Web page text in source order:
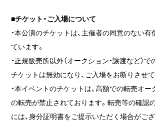
■チケット・ご入場について
・本公演のチケットは、主催者の同意のない
ています。
・正規販売所以外（オークション・譲渡など）
チケットは無効になり、ご入場をお断りさせ
・本イベントのチケットは、高額での転売オ
の転売が禁止されております。転売等の確認
には、身分証明書をご提示いただく場合がご